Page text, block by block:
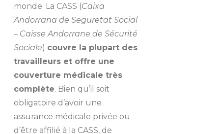
monde. La CASS (Caixa
Andorrana de Seguretat Social
– Caisse Andorrane de Sécurité
Sociale) couvre la plupart des
travailleurs et offre une
couverture médicale très
complète. Bien qu’il soit
obligatoire d’avoir une
assurance médicale privée ou
d’être affilié à la CASS, de